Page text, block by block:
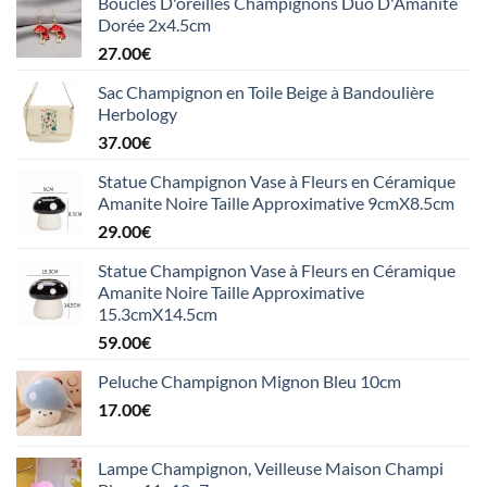
Dorée 2x4.5cm
27.00€
Sac Champignon en Toile Beige à Bandoulière
Herbology
37.00€
Statue Champignon Vase à Fleurs en Céramique
Amanite Noire Taille Approximative 9cmX8.5cm
29.00€
Statue Champignon Vase à Fleurs en Céramique
Amanite Noire Taille Approximative
15.3cmX14.5cm
59.00€
Peluche Champignon Mignon Bleu 10cm
17.00€
Lampe Champignon, Veilleuse Maison Champi